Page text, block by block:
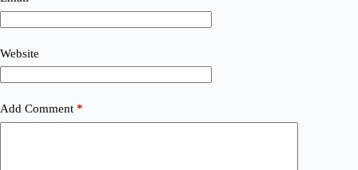
Website
Add Comment *
i
: